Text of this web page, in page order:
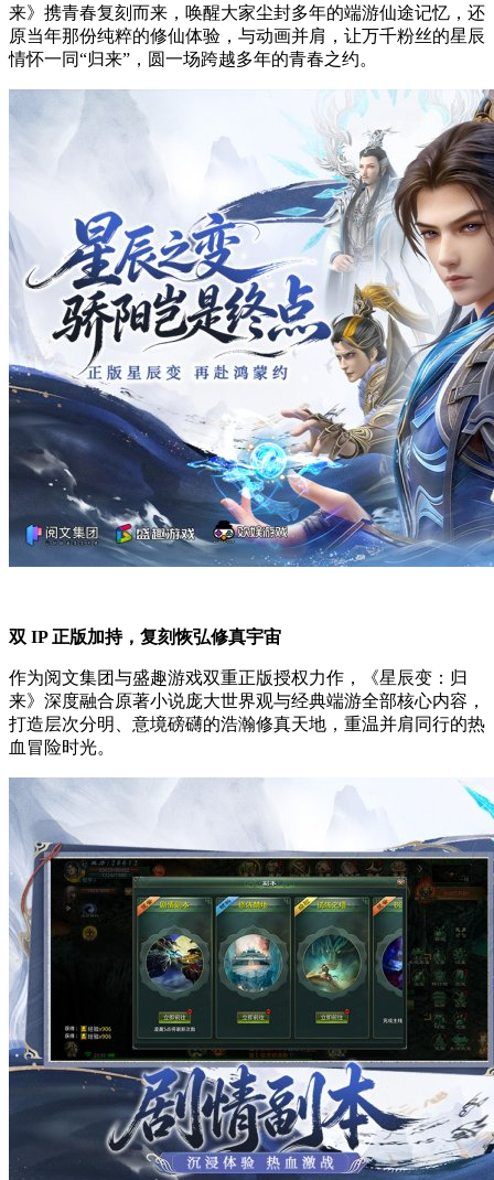
来》携青春复刻而来，唤醒大家尘封多年的端游仙途记忆，还
原当年那份纯粹的修仙体验，与动画并肩，让万千粉丝的星辰
情怀一同“归来”，圆一场跨越多年的青春之约。
双 IP 正版加持，复刻恢弘修真宇宙
作为阅文集团与盛趣游戏双重正版授权力作，《星辰变：归
来》深度融合原著小说庞大世界观与经典端游全部核心内容，
打造层次分明、意境磅礴的浩瀚修真天地，重温并肩同行的热
血冒险时光。